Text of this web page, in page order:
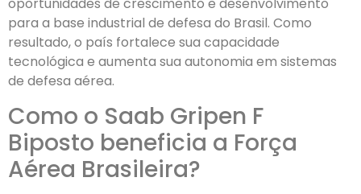
oportunidades de crescimento e desenvolvimento
para a base industrial de defesa do Brasil. Como
resultado, o país fortalece sua capacidade
tecnológica e aumenta sua autonomia em sistemas
de defesa aérea.
Como o Saab Gripen F
Biposto beneficia a Força
Aérea Brasileira?